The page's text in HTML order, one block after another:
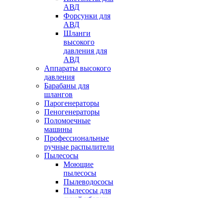
АВД
Форсунки для
АВД
Шланги
высокого
давления для
АВД
Аппараты высокого
давления
Барабаны для
шлангов
Парогенераторы
Пеногенераторы
Поломоечные
машины
Профессиональные
ручные распылители
Пылесосы
Моющие
пылесосы
Пылеводососы
Пылесосы для